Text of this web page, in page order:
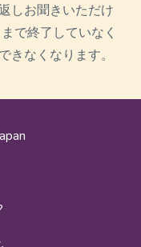
しお聞きいただけ
で終了していなく
きなくなります。